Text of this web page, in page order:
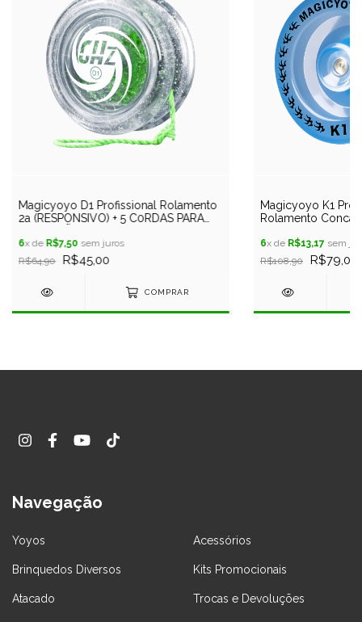
Magicyoyo D1 Profissional Rolamento
2a (RESPONSIVO) + 5 C0RDAS PARA
6x de R$7,50 sem juros
R$64,90
R$45,00
COMPRAR
Magicyoyo K1
Rolamento
6x de R$13,17sem
R$108,90
R$79,00
Navegação
Yoyos Acessórios
Brinquedos Diversos Kits Promocionais
Atacado Trocas e Devoluções